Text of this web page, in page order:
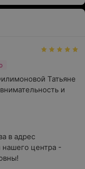
Татьяне
и
в адрес
нашего центра -